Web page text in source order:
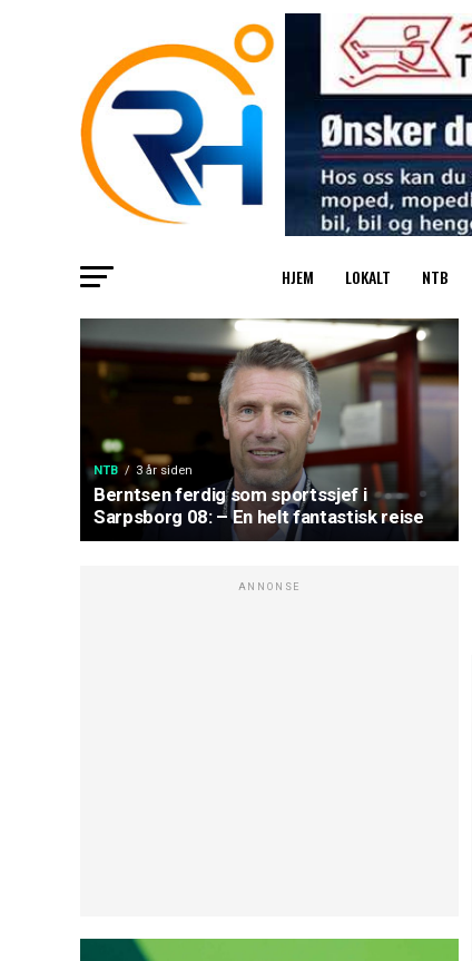
HJEM LOKALT NTB
NTB 3 år siden
Berntsen ferdig som sportssjef i
Sarpsborg 08: – En helt fantastisk reise
ANNONSE